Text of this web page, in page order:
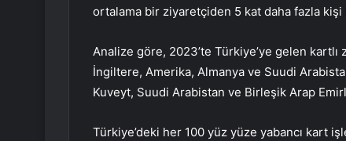
ortalama bir ziyaretçiden 5 kat daha fazla kişi
Analize göre, 2023’te Türkiye’ye gelen
İngiltere, Amerika, Almanya ve Suudi
Kuveyt, Suudi Arabistan ve Birleşik Arap
Türkiye’deki her 100 yüz yüze yabancı kart